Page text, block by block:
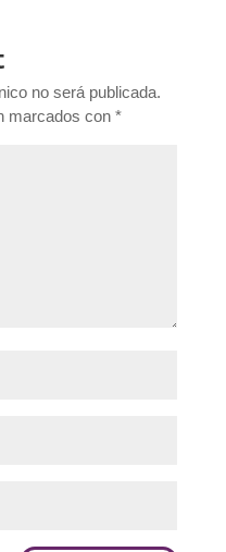
no será publicada.
marcados con *